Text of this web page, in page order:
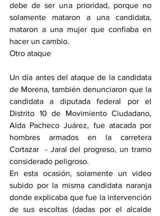
debe de ser una prioridad, porque no
solamente mataron a una candidata,
mataron a una mujer que confiaba en
hacer un cambio.
Otro ataque
Un día antes del ataque de la candidata
de Morena, también denunciaron que la
candidata a diputada federal por el
Distrito 10 de Movimiento Ciudadano,
Alda Pacheco Juárez, fue atacada por
hombres armados en la carretera
Cortazar  - Jaral del progreso, un tramo
considerado peligroso.
En esta ocasión, solamente un video
subido por la misma candidata naranja
donde explicaba que fue la intervención
de sus escoltas (dadas por el alcalde